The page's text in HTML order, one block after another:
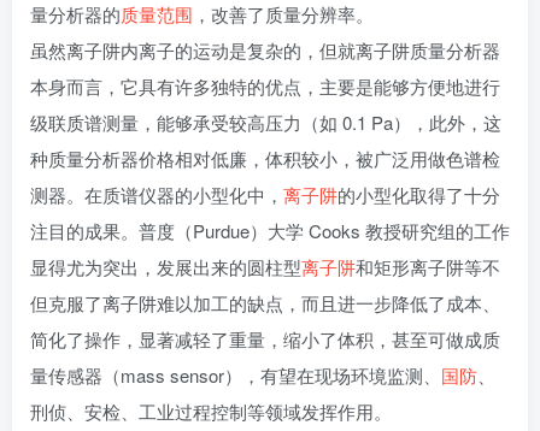
量分析器的质量范围 ，改善了质量分辨率。
虽然离子阱内离子的运动是复杂的，但就离子阱质量分析器
本身而言，它具有许多独特的优点，主要是能够方便地进行
级联质谱测量，能够承受较高压力（如 0.1 Pa），此外，这
种质量分析器价格相对低廉，体积较小，被广泛用做色谱检
测器。在质谱仪器的小型化中， 离子阱的小型化取得了十分
注目的成果。普度（Purdue）大学 Cooks 教授研究组的工作
显得尤为突出，发展出来的圆柱型离子阱和矩形离子阱等不
但克服了离子阱难以加工的缺点，而且进一步降低了成本、
简化了操作，显著减轻了重量，缩小了体积，甚至可做成质
量传感器（mass sensor），有望在现场环境监测、 国防
刑侦、安检、工业过程控制等领域发挥作用。